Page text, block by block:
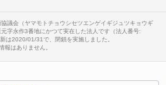
議会（ヤマモトチョウシセツエンゲイギジュツキョウギ
字永作3番地にかつて実在した法人です（法人番号:
は2020/01/31で、閉鎖を実施しました。
報はありません。